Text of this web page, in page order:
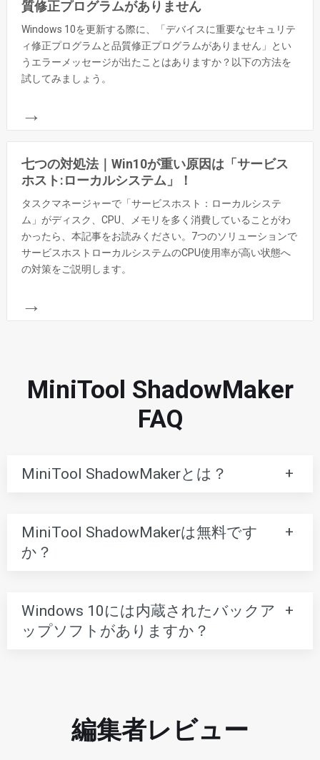
質修正プログラムがありません
Windows 10を更新する際に、「デバイスに重要なセキュリテ
ィ修正プログラムと品質修正プログラムがありません」とい
うエラーメッセージが出たことはありますか？以下の方法を
試してみましょう。
→
七つの対処法｜Win10が重い原因は「サービス
ホスト:ローカルシステム」！
タスクマネージャーで「サービスホスト：ローカルシステ
ム」がディスク、CPU、メモリを多く消費していることがわ
かったら、本記事をお読みください。7つのソリューションで
サービスホストローカルシステムのCPU使用率が高い状態へ
の対策をご説明します。
→
MiniTool ShadowMaker
FAQ
MiniTool ShadowMakerとは？
MiniTool ShadowMakerは無料です
か？
Windows 10には内蔵されたバックア
ップソフトがありますか？
編集者レビュー